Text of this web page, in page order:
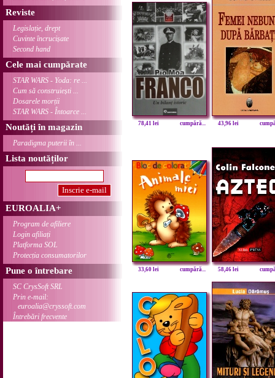
Reviste
Legislație, drept
Cuvinte încrucișate
Second hand
Cele mai cumpărate
STAR WARS - Yoda: re ...
Cum să construiești ...
Dosarele morții
STAR WARS - Întoarce ...
Noutăți în magazin
Paradigma puterii în ...
Lista noutăților
EUROALIA+
Program de afiliere
Login afiliați
Platforma SOL
Protecția consumatorilor
Pune o întrebare
SC CrysSoft SRL
Prin e-mail:
euroalia@cryssoft.com
Întrebări frecvente
78,41 lei cumpără... 43,96 lei
33,60 lei cumpără... 58,46 lei